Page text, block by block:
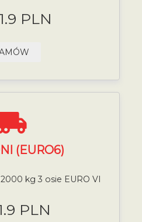
PLN
(EURO6)
kg 3 osie EURO VI
PLN